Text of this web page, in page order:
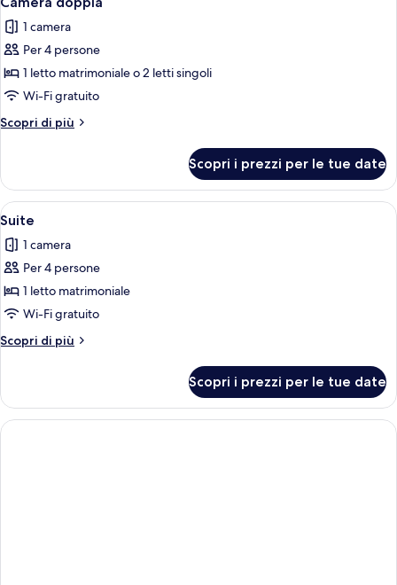
tutte
le
foto
per
Camera
doppia
1 camera
Per 4 persone
1 letto matrimoniale o 2 letti singoli
Wi-Fi gratuito
Scopri di più
Altri
doppia
Scopri i prezzi per le tue date
Apri
tutte
le
foto
per
Suite
Una camera da letto con un letto
8
Suite
1 camera
Per 4 persone
1 letto matrimoniale
Wi-Fi gratuito
Scopri di più
Altri
Scopri i prezzi per le tue date